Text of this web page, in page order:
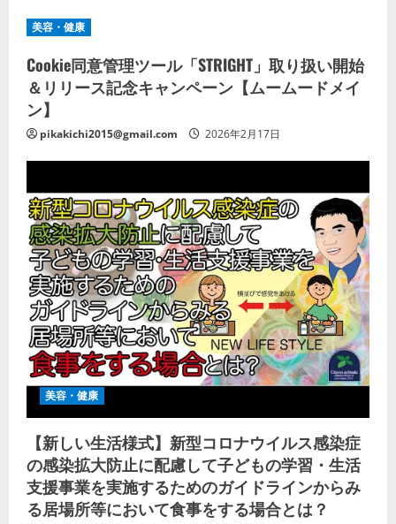
美容・健康
Cookie同意管理ツール「STRIGHT」取り扱い開始
＆リリース記念キャンペーン【ムームードメイ
ン】
pikakichi2015@gmail.com 2026年2月17日
美容・健康
【新しい生活様式】新型コロナウイルス感染症
の感染拡大防止に配慮して子どもの学習・生活
支援事業を実施するためのガイドラインからみ
る居場所等において食事をする場合とは？